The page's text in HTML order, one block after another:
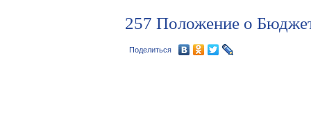
257 Положение о
Поделиться